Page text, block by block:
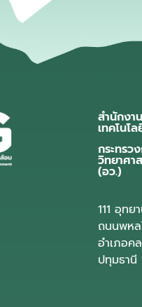
สำนักงา
เทคโนโ
กระทรว
วิทยาศา
(อว.)
111 อุทย
ถนนพห
อำเภอค
ปทุมธานี